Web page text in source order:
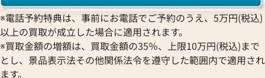
ルイ・ヴィトン エピ バムバッグ ボディバ
ルイ・ヴィトン
※電話予約特典は、事前にお電話でご予約のうえ、5万円(税込)
以上の買取が成立した場合に適用されます。
※買取金額の増額は、買取金額の35％、上限10万円(税込)まで
とし、景品表示法その他関係法令を遵守した範囲内で適用され
ます。